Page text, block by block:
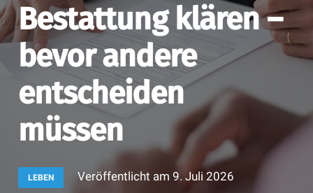
Bestattung klären –
bevor andere
entscheiden
müssen
LEBEN Veröffentlicht am9. Juli 2026